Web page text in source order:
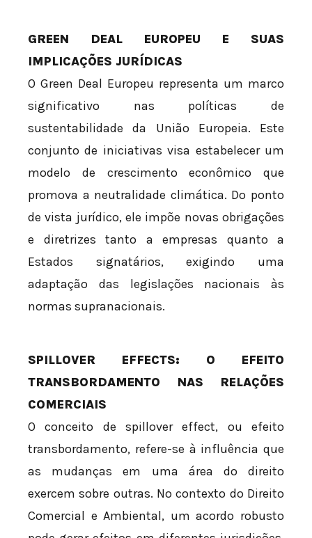
GREEN DEAL EUROPEU E SUAS
IMPLICAÇÕES JURÍDICAS
O Green Deal Europeu representa um marco
significativo nas políticas de
sustentabilidade da União Europeia. Este
conjunto de iniciativas visa estabelecer um
modelo de crescimento econômico que
promova a neutralidade climática. Do ponto
de vista jurídico, ele impõe novas obrigações
e diretrizes tanto a empresas quanto a
Estados signatários, exigindo uma
adaptação das legislações nacionais às
normas supranacionais.
SPILLOVER EFFECTS: O EFEITO
TRANSBORDAMENTO NAS RELAÇÕES
COMERCIAIS
O conceito de spillover effect, ou efeito
transbordamento, refere-se à influência que
as mudanças em uma área do direito
exercem sobre outras. No contexto do Direito
Comercial e Ambiental, um acordo robusto